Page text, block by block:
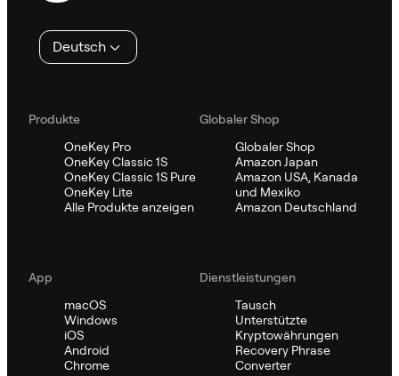
Deutsch
Produkte
OneKey Pro
OneKey Classic 1S
OneKey Classic 1S Pure
OneKey Lite
Alle Produkte anzeigen
Globaler Shop
Globaler Shop
Amazon Japan
Amazon USA, Kanada
und Mexiko
Amazon Deutschland
App
macOS
Windows
iOS
Android
Chrome
Dienstleistungen
Tausch
Unterstützte
Kryptowährungen
Recovery Phrase
Converter